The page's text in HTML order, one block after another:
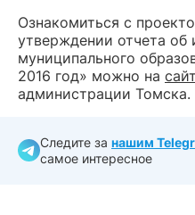
Ознакомиться с
утверждении отчета
муниципального
2016 год» можно на
администрации Томска.
Следите за нашим
самое интересное